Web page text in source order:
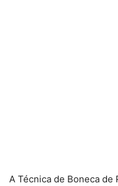
A Técnica de Boneca de